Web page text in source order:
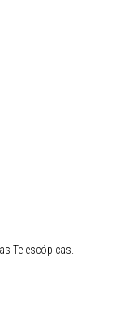
Telescópicas.